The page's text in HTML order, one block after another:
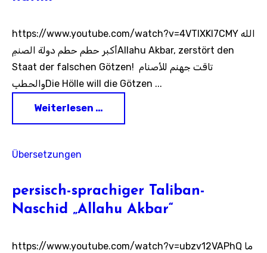
https://www.youtube.com/watch?v=4VTIXKl7CMY الله
أكبر حطم حطم دولة الصنمِAllahu Akbar, zerstört den
Staat der falschen Götzen! تاقت جهنم للأصنام
والحطبِDie Hölle will die Götzen ...
Weiterlesen …
Übersetzungen
persisch-sprachiger Taliban-
Naschid „Allahu Akbar“
https://www.youtube.com/watch?v=ubzv12VAPhQ ما